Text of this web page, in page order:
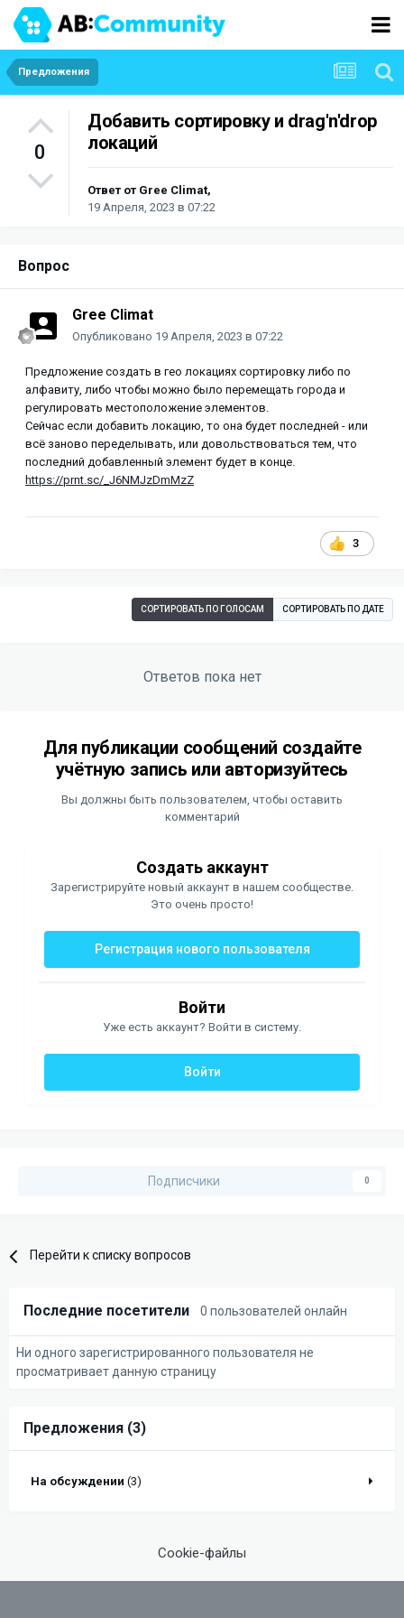
Предложения
0
Добавить сортировку и drag'n'drop
локаций
Ответ от Gree Climat,
19 Апреля, 2023 в 07:22
Вопрос
Gree Climat
Опубликовано 19 Апреля, 2023 в 07:22
Предложение создать в гео локациях сортировку либо по
алфавиту, либо чтобы можно было перемещать города и
регулировать местоположение элементов.
Сейчас если добавить локацию, то она будет последней - или
всё заново переделывать, или довольствоваться тем, что
последний добавленный элемент будет в конце.
https://prnt.sc/_J6NMJzDmMzZ
3
СОРТИРОВАТЬ ПО ГОЛОСАМ СОРТИРОВАТЬ ПО ДАТЕ
Ответов пока нет
Для публикации сообщений создайте
учётную запись или авторизуйтесь
Вы должны быть пользователем, чтобы оставить
комментарий
Создать аккаунт
Зарегистрируйте новый аккаунт в нашем сообществе.
Это очень просто!
Регистрация нового пользователя
Войти
Уже есть аккаунт? Войти в систему.
Войти
Подписчики 0
Перейти к списку вопросов
Последние посетители 0 пользователей онлайн
Ни одного зарегистрированного пользователя не
просматривает данную страницу
Предложения (3)
На обсуждении (3)
Cookie-файлы